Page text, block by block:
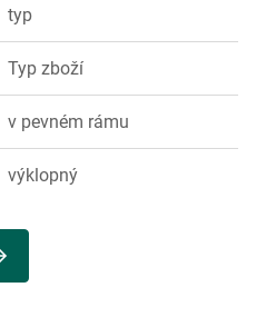
typ
Typ zboží
v pevném rámu
výklopný